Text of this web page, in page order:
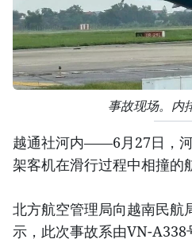
事故现场。内
越通社河内——6月27日，
架客机在滑行过程中相撞的
北方航空管理局向越南民航
示，此次事故系由VN-A338